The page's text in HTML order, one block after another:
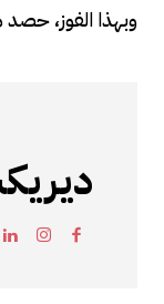
وبهذا الفوز،